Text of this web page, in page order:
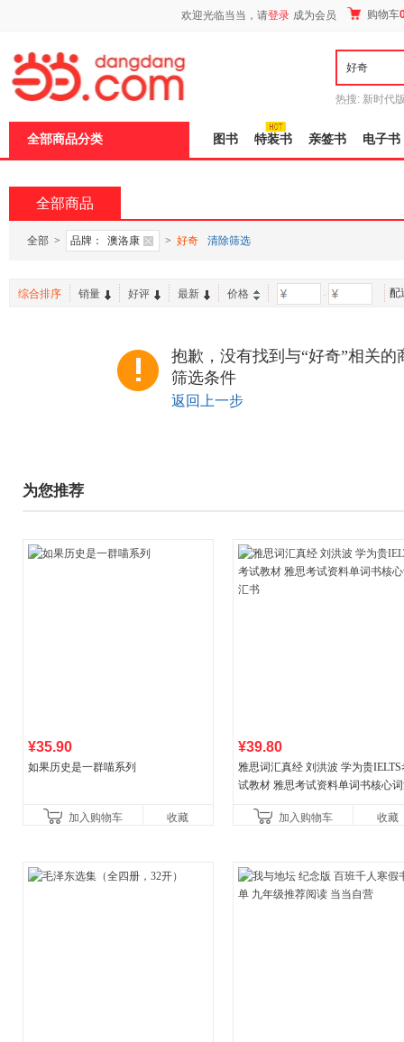
欢迎光临当当，请登录 成为会员 购物车
热搜: 新时代
全部商品分类 图书 特装书 亲签书 电子书
全部商品
全部 > 品牌： 澳洛康 > 好奇 清除筛选
综合排序 销量 好评 最新 价格 - 配
抱歉，没有找到与“好奇”相关
筛选条件
返回上一步
为您推荐
¥35.90
如果历史是一群喵系列
加入购物车 收藏
¥39.80
雅思词汇真经 刘洪波 学为贵IELTS
试教材 雅思考试资料单词书核心
加入购物车
收藏
页
加